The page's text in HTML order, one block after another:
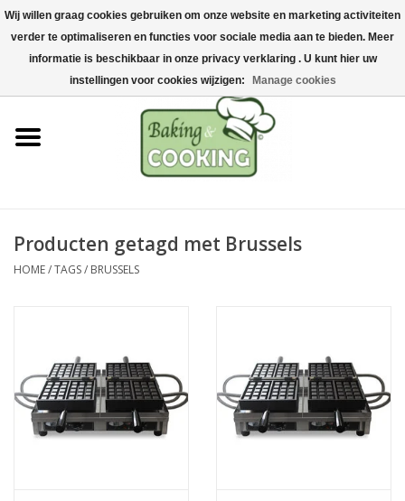
Home
Bak-& kookgerei
Machines & onderdelen
Chocolade & ijsbereiding
Hygiëne & opslag
Acties
Producten getagd met Brussels
HOME/TAGS/ BRUSSELS
Wij willen graag cookies gebruiken om onze website en marketing activiteiten
verder te optimaliseren en functies voor sociale media aan te bieden. Meer
informatie is beschikbaar in onze privacy verklaring . U kunt hier uw
instellingen voor cookies wijzigen:
Manage cookies